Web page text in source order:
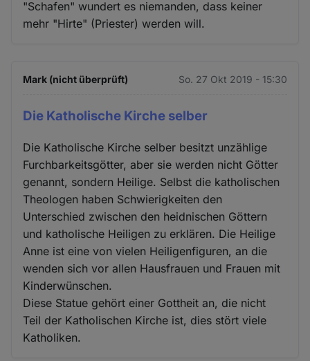
"Schafen" wundert es niemanden, dass keiner
mehr "Hirte" (Priester) werden will.
Mark (nicht überprüft) So. 27 Okt 2019 - 15:30
Die Katholische Kirche selber
Die Katholische Kirche selber besitzt unzählige
Furchbarkeitsgötter, aber sie werden nicht Götter
genannt, sondern Heilige. Selbst die katholischen
Theologen haben Schwierigkeiten den
Unterschied zwischen den heidnischen Göttern
und katholische Heiligen zu erklären. Die Heilige
Anne ist eine von vielen Heiligenfiguren, an die
wenden sich vor allen Hausfrauen und Frauen mit
Kinderwünschen.
Diese Statue gehört einer Gottheit an, die nicht
Teil der Katholischen Kirche ist, dies stört viele
Katholiken.